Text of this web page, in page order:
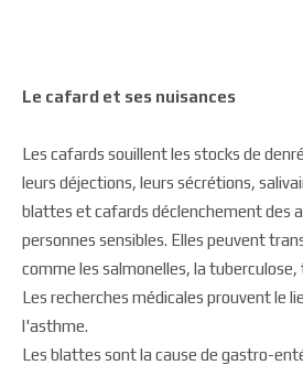
Le cafard et ses nuisances
Les cafards souillent les stocks de
leurs déjections, leurs sécrétions,
blattes et cafards déclenchement des
personnes sensibles. Elles peuvent
comme les salmonelles, la
Les recherches médicales prouvent le
l'asthme.
Les blattes sont la cause de gastro-